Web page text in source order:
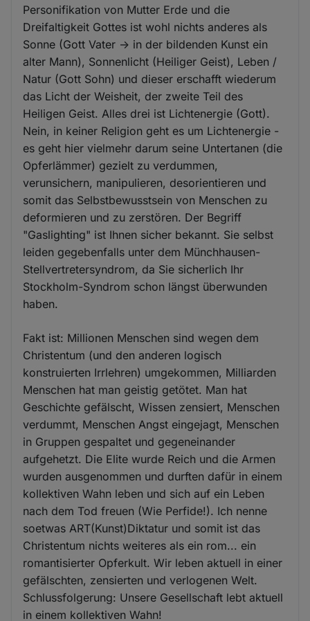
Personifikation von Mutter Erde und die
Dreifaltigkeit Gottes ist wohl nichts anderes als
Sonne (Gott Vater -> in der bildenden Kunst ein
alter Mann), Sonnenlicht (Heiliger Geist), Leben /
Natur (Gott Sohn) und dieser erschafft wiederum
das Licht der Weisheit, der zweite Teil des
Heiligen Geist. Alles drei ist Lichtenergie (Gott).
Nein, in keiner Religion geht es um Lichtenergie -
es geht hier vielmehr darum seine Untertanen (die
Opferlämmer) gezielt zu verdummen,
verunsichern, manipulieren, desorientieren und
somit das Selbstbewusstsein von Menschen zu
deformieren und zu zerstören. Der Begriff
"Gaslighting" ist Ihnen sicher bekannt. Sie selbst
leiden gegebenfalls unter dem Münchhausen-
Stellvertretersyndrom, da Sie sicherlich Ihr
Stockholm-Syndrom schon längst überwunden
haben.
Fakt ist: Millionen Menschen sind wegen dem
Christentum (und den anderen logisch
konstruierten Irrlehren) umgekommen, Milliarden
Menschen hat man geistig getötet. Man hat
Geschichte gefälscht, Wissen zensiert, Menschen
verdummt, Menschen Angst eingejagt, Menschen
in Gruppen gespaltet und gegeneinander
aufgehetzt. Die Elite wurde Reich und die Armen
wurden ausgenommen und durften dafür in einem
kollektiven Wahn leben und sich auf ein Leben
nach dem Tod freuen (Wie Perfide!). Ich nenne
soetwas ART(Kunst)Diktatur und somit ist das
Christentum nichts weiteres als ein rom... ein
romantisierter Opferkult. Wir leben aktuell in einer
gefälschten, zensierten und verlogenen Welt.
Schlussfolgerung: Unsere Gesellschaft lebt aktuell
in einem kollektiven Wahn!